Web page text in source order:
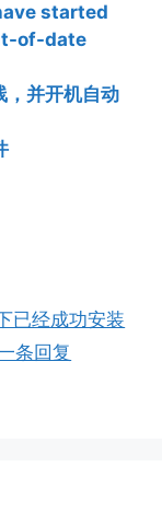
started
of-date
并开机自动
已经成功安装
条回复